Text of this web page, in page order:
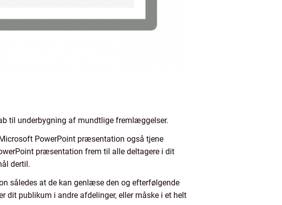
til underbygning af mundtlige fremlæggelser.
PowerPoint præsentation også tjene
præsentation frem til alle deltagere i dit
dertil.
således at de kan genlæse den og efterfølgende
dit publikum i andre afdelinger, eller måske i et helt